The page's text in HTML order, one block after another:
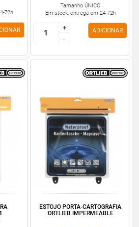
72h
Tamanho ÚNICO
Em stock, entrega em 24-72h
+
-
+
-
ADICIONAR
ESTOJO PORTA-CARTOGRAFIA
ORTLIEB IMPERMEABLE